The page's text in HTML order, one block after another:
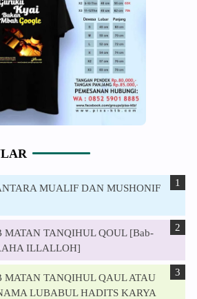
MUALIF DAN MUSHONIF
TANQIHUL QOUL [Bab-
ILLALLOH]
TANQIHUL QAUL ATAU
LUBABUL HADITS KARYA